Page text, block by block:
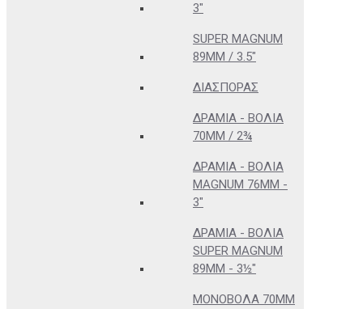
3"
SUPER MAGNUM
89MM / 3.5"
ΔΙΑΣΠΟΡΆΣ
ΔΡΆΜΙΑ - ΒΌΛΙΑ
70MM / 2¾
ΔΡΆΜΙΑ - ΒΌΛΙΑ
MAGNUM 76MM -
3"
ΔΡΆΜΙΑ - ΒΌΛΙΑ
SUPER MAGNUM
89MM - 3½"
ΜΟΝΌΒΟΛΑ 70MM